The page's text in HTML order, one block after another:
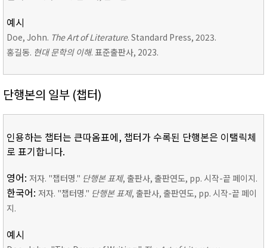
예시
Doe, John. The Art of Literature. Standard Press, 2023.
홍길동. 현대 문학의 이해. 표준출판사, 2023.
단행본의 일부 (챕터)
인용하는 챕터는 큰따옴표에, 챕터가 수록된 단행본은 이탤릭체
로 표기합니다.
영어: 저자. "챕터명." 단행본 표제, 출판사, 출판연도, pp. 시작-끝 페이지.
한국어: 저자. "챕터명." 단행본 표제, 출판사, 출판연도, pp. 시작-끝 페이
지.
예시